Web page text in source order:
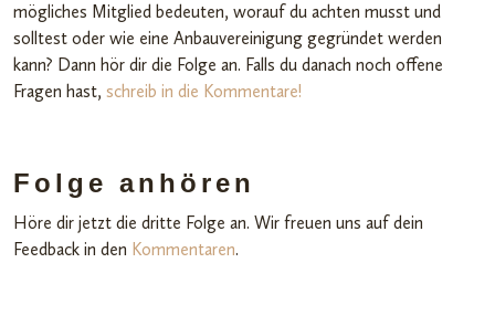
mögliches Mitglied bedeuten, worauf du achten musst und
solltest oder wie eine Anbauvereinigung gegründet werden
kann? Dann hör dir die Folge an. Falls du danach noch offene
Fragen hast, schreib in die Kommentare!
Folge anhören
Höre dir jetzt die dritte Folge an. Wir freuen uns auf dein
Feedback in den Kommentaren.